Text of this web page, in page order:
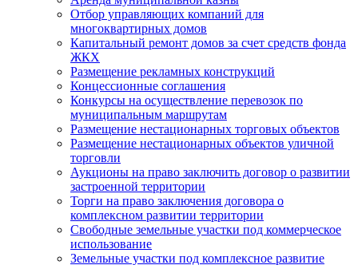
Отбор управляющих компаний для
многоквартирных домов
Капитальный ремонт домов за счет средств фонда
ЖКХ
Размещение рекламных конструкций
Концессионные соглашения
Конкурсы на осуществление перевозок по
муниципальным маршрутам
Размещение нестационарных торговых объектов
Размещение нестационарных объектов уличной
торговли
Аукционы на право заключить договор о развитии
застроенной территории
Торги на право заключения договора о
комплексном развитии территории
Свободные земельные участки под коммерческое
использование
Земельные участки под комплексное развитие